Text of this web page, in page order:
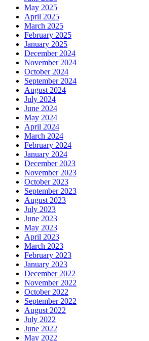
May 2025
April 2025
March 2025
February 2025
January 2025
December 2024
November 2024
October 2024
September 2024
August 2024
July 2024
June 2024
May 2024
April 2024
March 2024
February 2024
January 2024
December 2023
November 2023
October 2023
September 2023
August 2023
July 2023
June 2023
May 2023
April 2023
March 2023
February 2023
January 2023
December 2022
November 2022
October 2022
September 2022
August 2022
July 2022
June 2022
May 2022